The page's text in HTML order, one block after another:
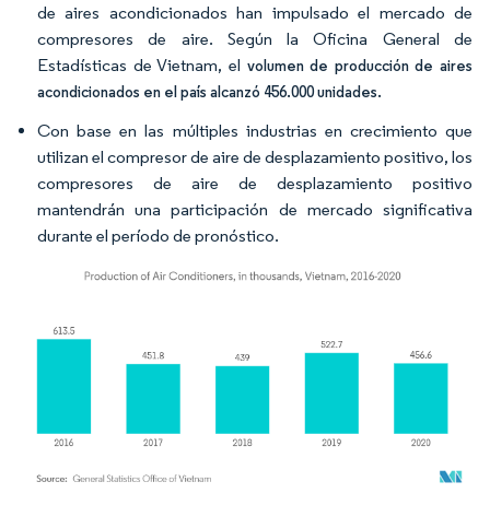
de aires acondicionados han impulsado el mercado de
compresores de aire. Según la Oficina General de
Estadísticas de Vietnam, el volumen de producción de aires
acondicionados en el país alcanzó 456.000 unidades.
Con base en las múltiples industrias en crecimiento que
utilizan el compresor de aire de desplazamiento positivo, los
compresores de aire de desplazamiento positivo
mantendrán una participación de mercado significativa
durante el período de pronóstico.